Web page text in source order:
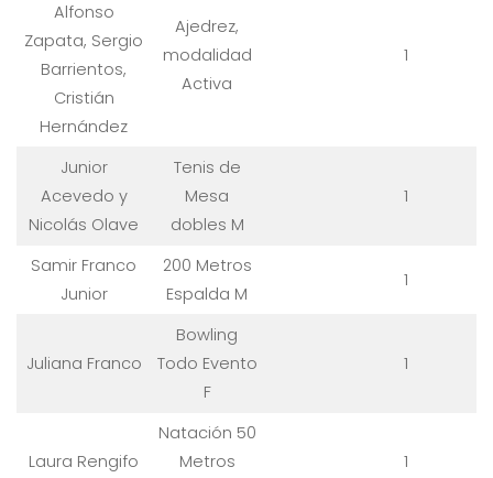
Alfonso
Zapata, Sergio
Barrientos,
Cristián
Hernández
Ajedrez,
modalidad
Activa
1
Junior
Acevedo y
Nicolás Olave
Tenis de
Mesa
dobles M
1
Samir Franco
Junior
200 Metros
Espalda M
1
Juliana Franco
Bowling
Todo Evento
F
1
Laura Rengifo
Natación 50
Metros
1